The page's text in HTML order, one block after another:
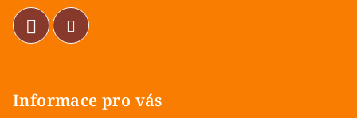
Informace pro vás